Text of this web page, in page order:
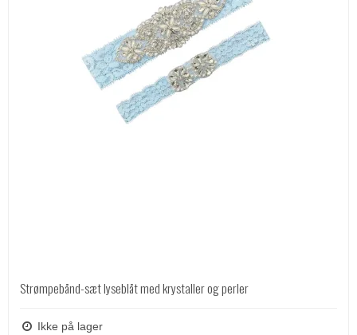
Strømpebånd-sæt lyseblåt med krystaller og perler
Ikke på lager